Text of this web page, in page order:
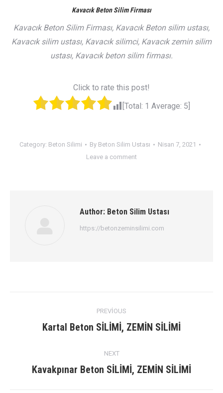
Kavacık Beton Silim Firması
Kavacık Beton Silim Firması, Kavacık Beton silim ustası,
Kavacık silim ustası, Kavacık silimci, Kavacık zemin silim
ustası, Kavacık beton silim firması.
Click to rate this post!
[Total: 1 Average: 5
Category: Beton Silimi By Beton Silim Ustası
Nisan 7, 2021
Leave a comment
Author: Beton Silim Ustası
https://betonzeminsilimi.com
navigation
PREVIOUS
Previous
Kartal Beton SİLİMİ, ZEMİN SİLİMİ
NEXT
Next
Kavakpınar Beton SİLİMİ, ZEMİN SİLİMİ